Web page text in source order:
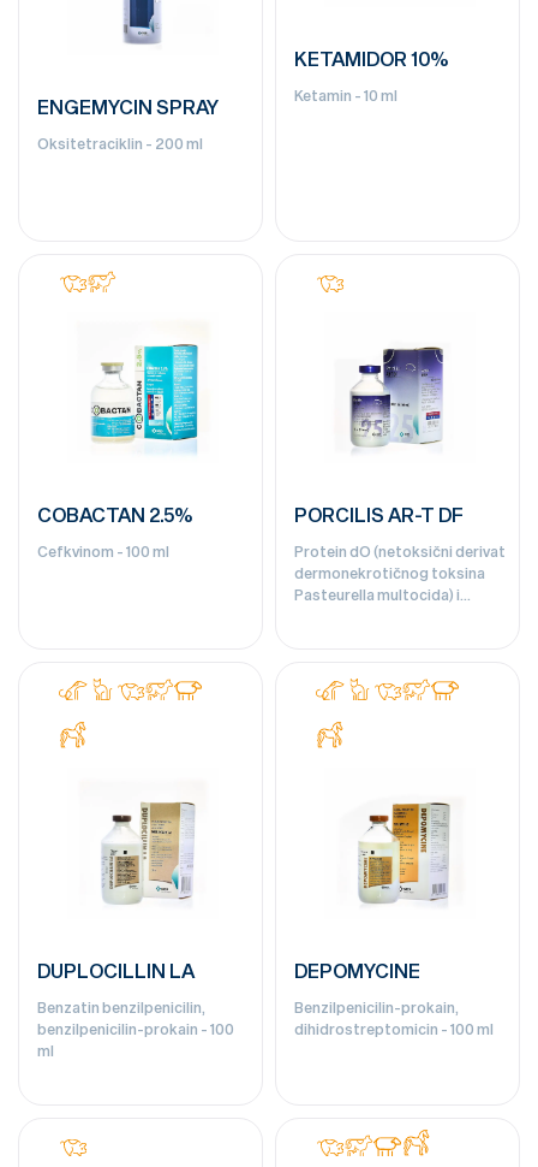
ENGEMYCIN SPRAY
Oksitetraciklin - 200 ml
KETAMIDOR 10%
Ketamin - 10 ml
COBACTAN 2.5%
Cefkvinom - 100 ml
PORCILIS AR-T DF
Protein dO (netoksični derivat
dermonekrotičnog toksina
Pasteurella multocida) i
DUPLOCILLIN LA
Benzatin benzilpenicilin,
benzilpenicilin-prokain - 100
ml
DEPOMYCINE
Benzilpenicilin-prokain,
dihidrostreptomicin - 100 ml